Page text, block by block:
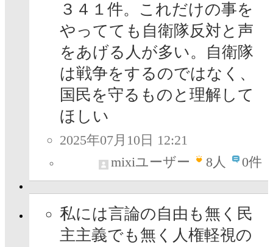
３４１件。これだけの事を
やってても自衛隊反対と声
をあげる人が多い。自衛隊
は戦争をするのではなく、
国民を守るものと理解して
ほしい
2025年07月10日 12:21
mixiユーザー
8人 0件
私には言論の自由も無く民
主主義でも無く人権軽視の